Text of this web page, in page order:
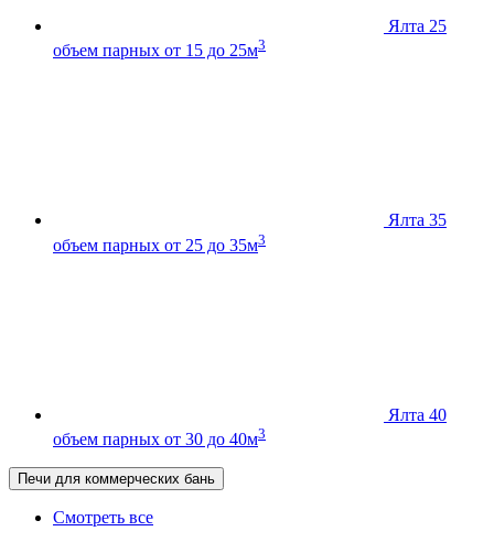
Ялта 25
объем парных от 15 до 25м3
Ялта 35
объем парных от 25 до 35м3
Ялта 40
объем парных от 30 до 40м3
Печи для коммерческих бань
Смотреть все